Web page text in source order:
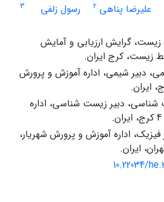
علیرضا پناهی 2 رسول زلفی 3
گرایش ارزیابی و آمایش
زیست، کرج ایران.
دبیر شیمی، اداره آموزش و پرورش
دبیر زیست شناسی، اداره
اداره آموزش و پرورش شهریار،
ایران.
10.22034/